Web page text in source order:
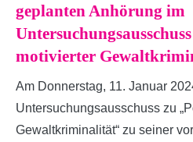
geplanten Anhörung im
motivierter
Am Donnerstag, 11. Januar
Untersuchungsausschuss zu
Gewaltkriminalität“ zu seiner